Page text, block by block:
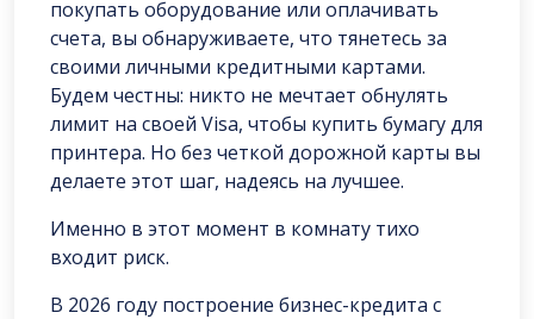
покупать оборудование или оплачивать
счета, вы обнаруживаете, что тянетесь за
своими личными кредитными картами.
Будем честны: никто не мечтает обнулять
лимит на своей Visa, чтобы купить бумагу для
принтера. Но без четкой дорожной карты вы
делаете этот шаг, надеясь на лучшее.
Именно в этот момент в комнату тихо
входит риск.
В 2026 году построение бизнес-кредита с